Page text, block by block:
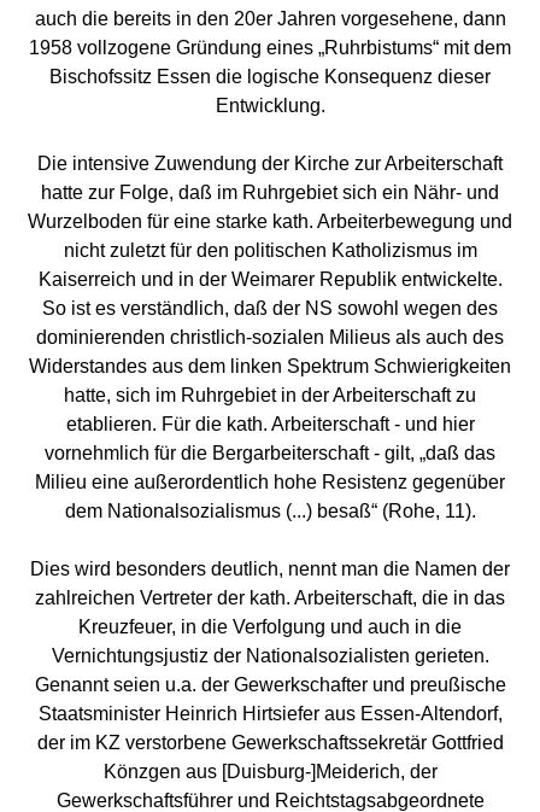
auch die bereits in den 20er Jahren vorgesehene, dann
1958 vollzogene Gründung eines „Ruhrbistums“ mit dem
Bischofssitz Essen die logische Konsequenz dieser
Entwicklung.
Die intensive Zuwendung der Kirche zur Arbeiterschaft
hatte zur Folge, daß im Ruhrgebiet sich ein Nähr- und
Wurzelboden für eine starke kath. Arbeiterbewegung und
nicht zuletzt für den politischen Katholizismus im
Kaiserreich und in der Weimarer Republik entwickelte.
So ist es verständlich, daß der NS sowohl wegen des
dominierenden christlich-sozialen Milieus als auch des
Widerstandes aus dem linken Spektrum Schwierigkeiten
hatte, sich im Ruhrgebiet in der Arbeiterschaft zu
etablieren. Für die kath. Arbeiterschaft - und hier
vornehmlich für die Bergarbeiterschaft - gilt, „daß das
Milieu eine außerordentlich hohe Resistenz gegenüber
dem Nationalsozialismus (...) besaß“ (Rohe, 11).
Dies wird besonders deutlich, nennt man die Namen der
zahlreichen Vertreter der kath. Arbeiterschaft, die in das
Kreuzfeuer, in die Verfolgung und auch in die
Vernichtungsjustiz der Nationalsozialisten gerieten.
Genannt seien u.a. der Gewerkschafter und preußische
Staatsminister Heinrich Hirtsiefer aus Essen-Altendorf,
der im KZ verstorbene Gewerkschaftssekretär Gottfried
Könzgen aus [Duisburg-]Meiderich, der
Gewerkschaftsführer und Reichtstagsabgeordnete